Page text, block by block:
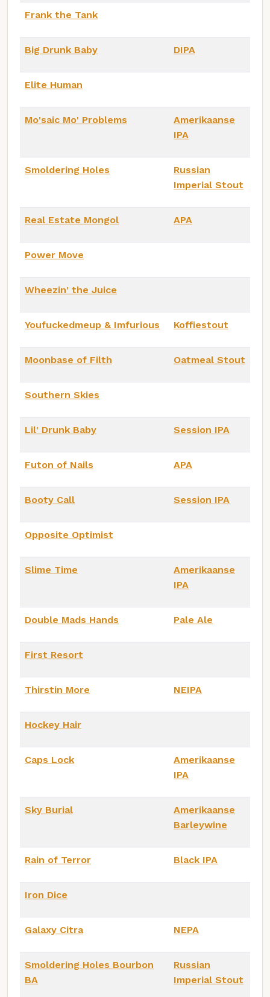
Frank the Tank
Big Drunk Baby DIPA
Elite Human
Mo'saic Mo' Problems
Amerikaanse
IPA
Smoldering Holes
Russian
Imperial Stout
Real Estate Mongol APA
Power Move
Wheezin' the Juice
Youfuckedmeup & Imfurious Koffiestout
Moonbase of Filth Oatmeal Stout
Southern Skies
Lil' Drunk Baby Session IPA
Futon of Nails APA
Booty Call Session IPA
Opposite Optimist
Slime Time
Amerikaanse
IPA
Double Mads Hands Pale Ale
First Resort
Thirstin More NEIPA
Hockey Hair
Caps Lock
Amerikaanse
IPA
Sky Burial
Amerikaanse
Barleywine
Rain of Terror Black IPA
Iron Dice
Galaxy Citra NEPA
Smoldering Holes Bourbon
BA
Russian
Imperial Stout